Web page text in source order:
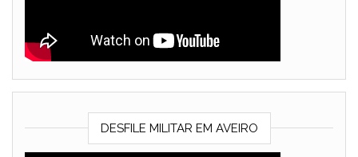
DESFILE MILITAR EM AVEIRO